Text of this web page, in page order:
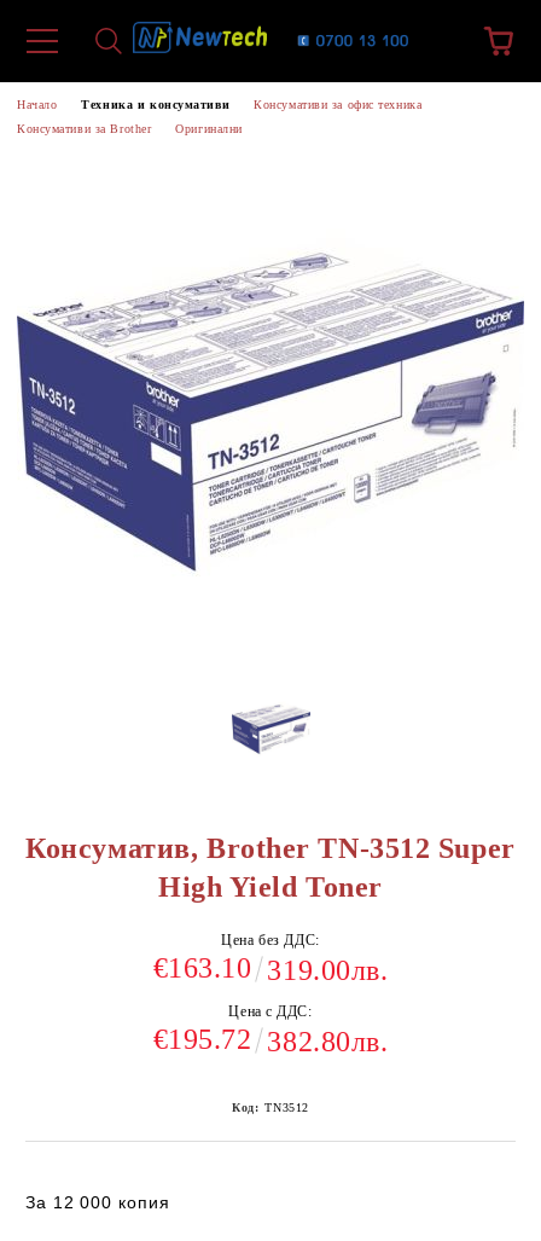
Начало Техника и консумативи
Консумативи за офис техника
Консумативи за Brother
Оригинални
Консуматив, Brother TN-3512 Super
High Yield Toner
Цена без ДДС:
€163.10 319.00лв.
Цена с ДДС:
€195.72 382.80лв.
Код: TN3512
За 12 000 копия